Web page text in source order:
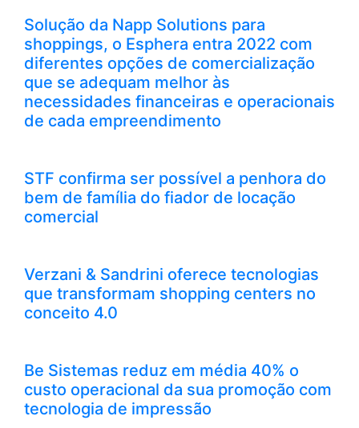
Solução da Napp Solutions para
shoppings, o Esphera entra 2022 com
diferentes opções de comercialização
que se adequam melhor às
necessidades financeiras e operacionais
de cada empreendimento
STF confirma ser possível a penhora do
bem de família do fiador de locação
comercial
Verzani & Sandrini oferece tecnologias
que transformam shopping centers no
conceito 4.0
Be Sistemas reduz em média 40% o
custo operacional da sua promoção com
tecnologia de impressão